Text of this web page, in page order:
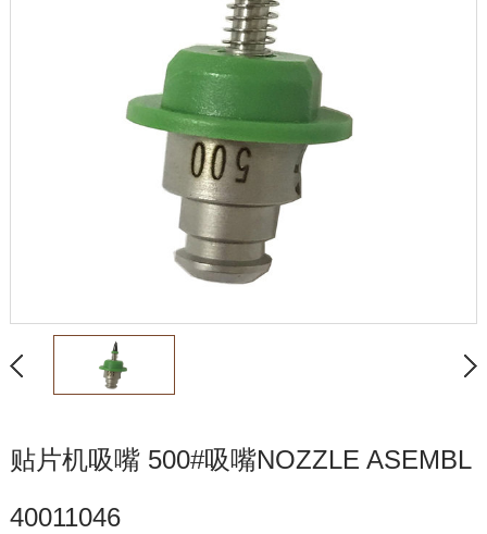
贴片机吸嘴 500#吸嘴NOZZLE ASEMBL
40011046